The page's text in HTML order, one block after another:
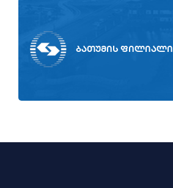
ბათუმის ფილიალი